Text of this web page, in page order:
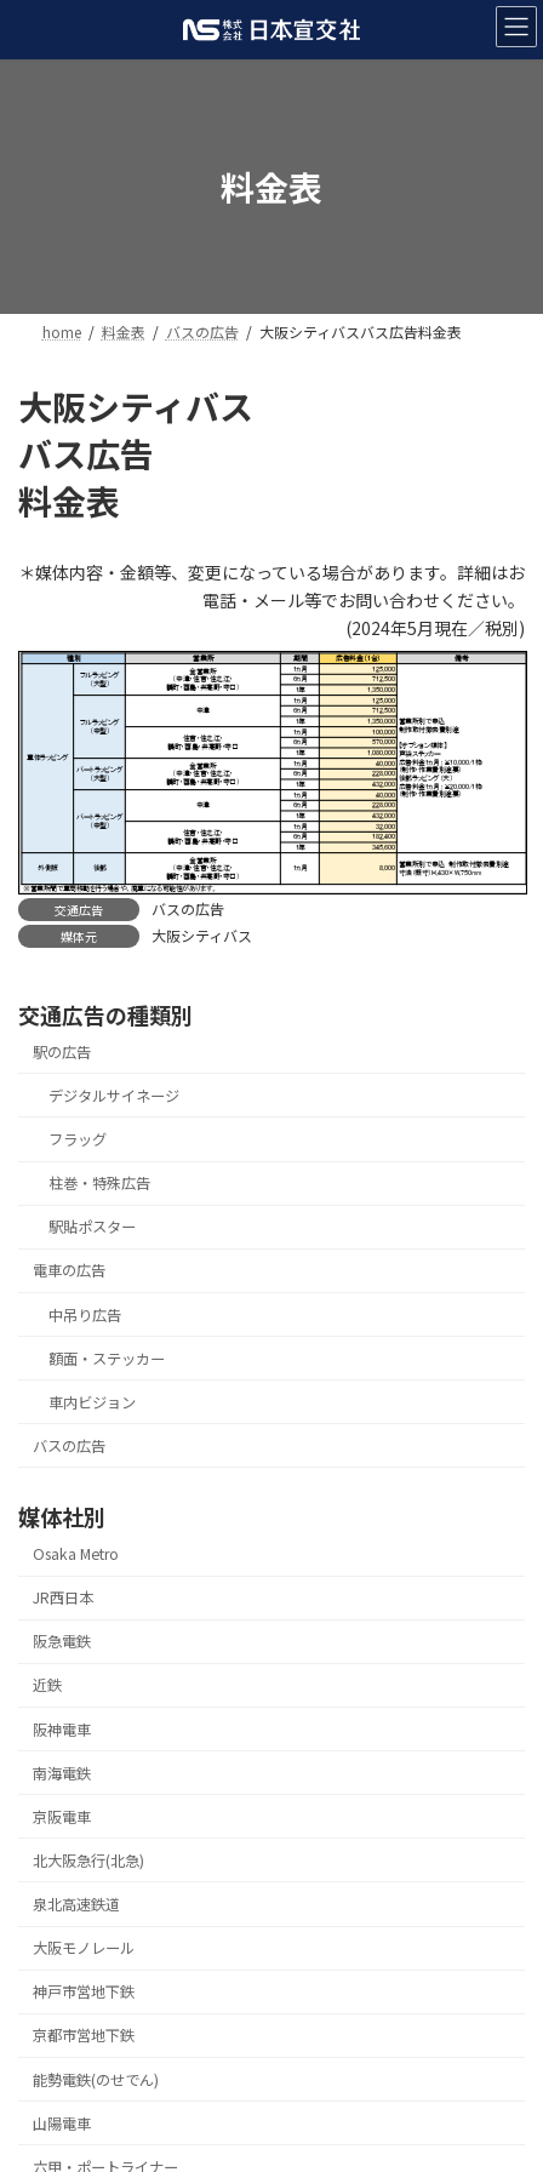
テ
ゲ
料金表
home 料金表 バスの広告 大阪シティバスバス広告料金表
大阪シティバス
バス広告
料金表
＊媒体内容・金額等、変更になっている場合があります。詳細はお
電話・メール等でお問い合わせください。
(2024年5月現在／税別)
交通広告 バスの広告
媒体元 大阪シティバス
交通広告の種類別
駅の広告
デジタルサイネージ
フラッグ
柱巻・特殊広告
駅貼ポスター
電車の広告
中吊り広告
額面・ステッカー
車内ビジョン
バスの広告
媒体社別
Osaka Metro
JR西日本
阪急電鉄
近鉄
阪神電車
南海電鉄
京阪電車
北大阪急行(北急)
泉北高速鉄道
大阪モノレール
神戸市営地下鉄
京都市営地下鉄
能勢電鉄(のせでん)
山陽電車
六甲・ポートライナー